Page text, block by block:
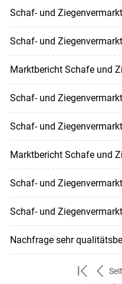
Schaf- und
Schaf- und
Marktbericht Schafe und
Schaf- und
Schaf- und
Marktbericht Schafe und
Schaf- und
Schaf- und
Nachfrage sehr
zum